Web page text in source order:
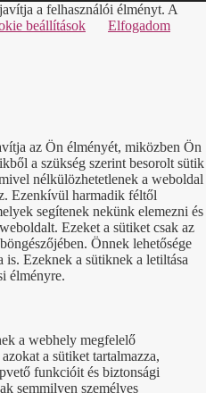
a felhasználói élményt. A
beállítások
Elfogadom
az Ön élményét, miközben Ön
a szükség szerint besorolt sütik
nélkülözhetetlenek a weboldal
Ezenkívül harmadik féltől
segítenek nekünk elemezni és
Ezeket a sütiket csak az
Önnek lehetősége
is. Ezeknek a sütiknek a letiltása
élményre.
a webhely megfelelő
a sütiket tartalmazza,
funkcióit és biztonsági
semmilyen személyes